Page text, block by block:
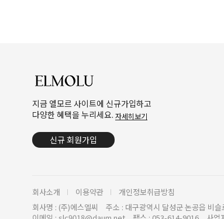
지금 엘모르 사이트에 신규가입하고
다양한 혜택을 누리세요. 자세히보기
신규 회원가입
회사소개 이용약관
개인정보취급방침
회사명 : (주)에스엘씨
주소 : 대구광역시 달성군 논공읍 비